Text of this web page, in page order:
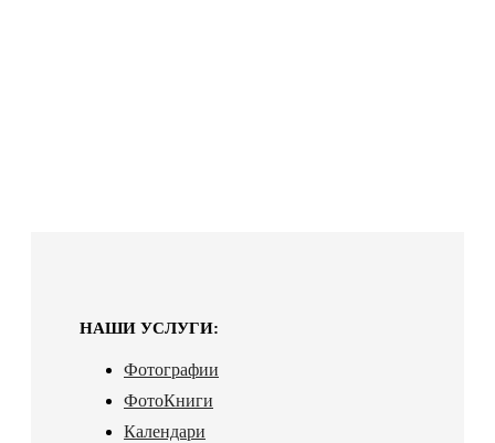
НАШИ УСЛУГИ:
Фотографии
ФотоКниги
Календари